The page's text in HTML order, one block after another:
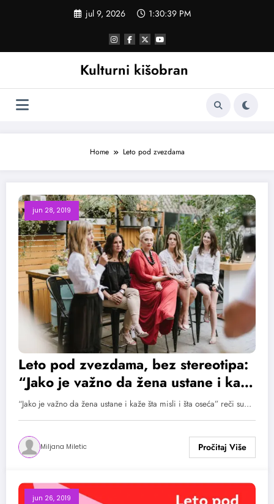
jul 9, 2026 1:30:39 PM
Kulturni kišobran
Home Leto pod zvezdama
jun 28, 2019
Leto pod zvezdama, bez stereotipa:
“Jako je važno da žena ustane i kaže
šta misli i šta oseća”
“Jako je važno da žena ustane i kaže šta misli i šta oseća” reči su…
Miljana Miletic
jun 26, 2019